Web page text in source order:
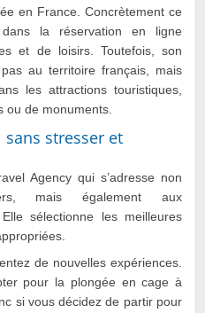
en France. Concrètement ce
la réservation en ligne
et de loisirs. Toutefois, son
au territoire français, mais
les attractions touristiques,
ou de monuments.
stresser et
Agency qui s’adresse non
mais également aux
sélectionne les meilleures
de nouvelles expériences.
pour la plongée en cage à
si vous décidez de partir pour